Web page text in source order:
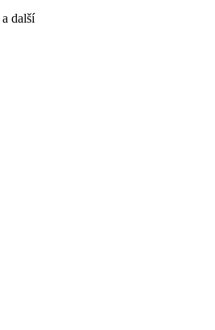
a další